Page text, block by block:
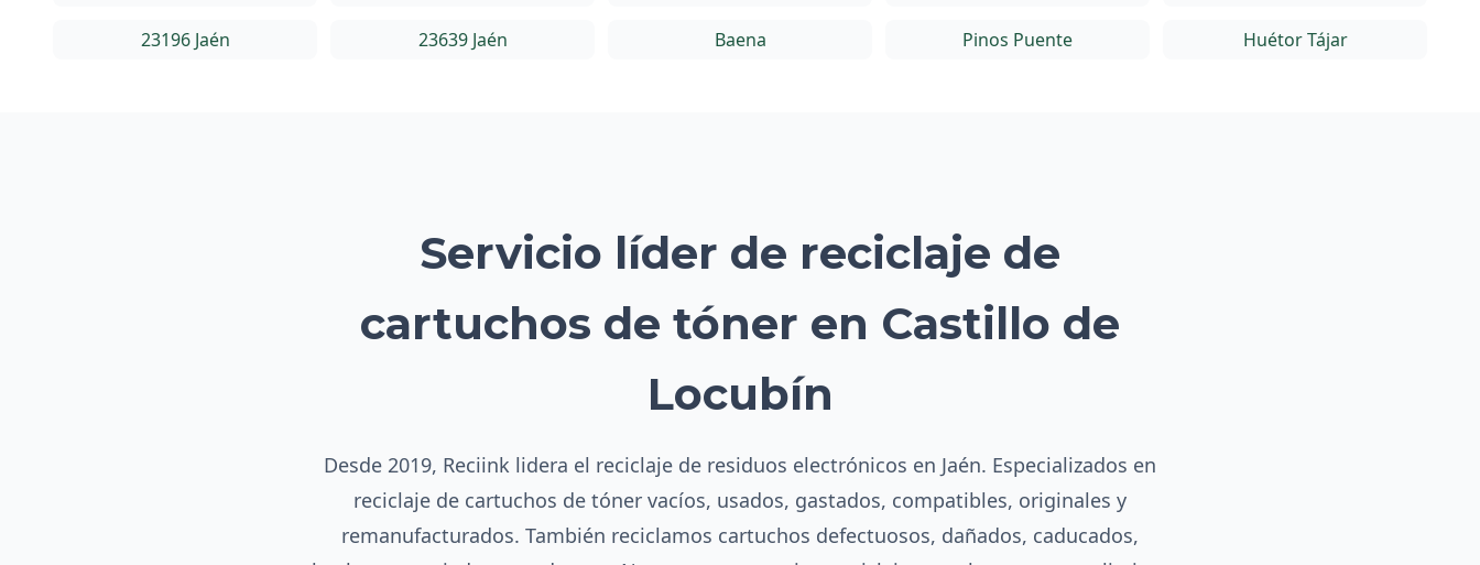
23196 Jaén 23639 Jaén Baena Pinos Puente Huétor Tájar
Servicio líder de reciclaje de
cartuchos de tóner en Castillo de
Locubín
Desde 2019, Reciink lidera el reciclaje de residuos electrónicos en Jaén. Especializados en
reciclaje de cartuchos de tóner vacíos, usados, gastados, compatibles, originales y
remanufacturados. También reciclamos cartuchos defectuosos, dañados, caducados,